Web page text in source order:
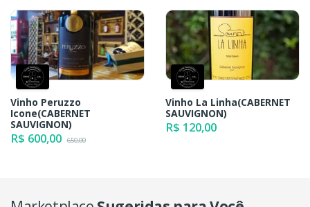
Vinho Peruzzo
Icone(CABERNET
SAUVIGNON)
R$ 600,00 650,00
Vinho La Linha(CABERNET
SAUVIGNON)
R$ 120,00